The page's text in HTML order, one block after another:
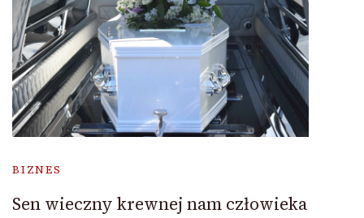
BIZNES
Sen wieczny krewnej nam człowieka